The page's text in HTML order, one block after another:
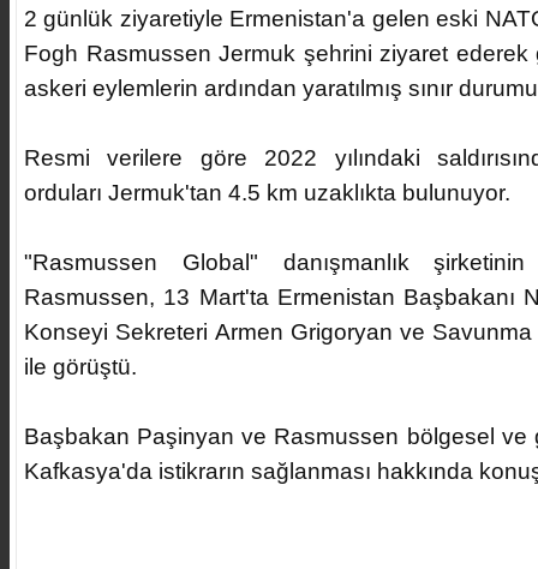
2 günlük ziyaretiyle Ermenistan'a gelen eski
Fogh Rasmussen Jermuk şehrini ziyaret ederek
askeri eylemlerin ardından yaratılmış sınır
Resmi verilere göre 2022 yılındaki
orduları Jermuk'tan 4.5 km uzaklıkta bulunuyor.
"Rasmussen Global" danışmanlık
Rasmussen, 13 Mart'ta Ermenistan Başbakanı
Konseyi Sekreteri Armen Grigoryan ve
ile görüştü.
Başbakan Paşinyan ve Rasmussen bölgesel ve
Kafkasya'da istikrarın sağlanması hakkında